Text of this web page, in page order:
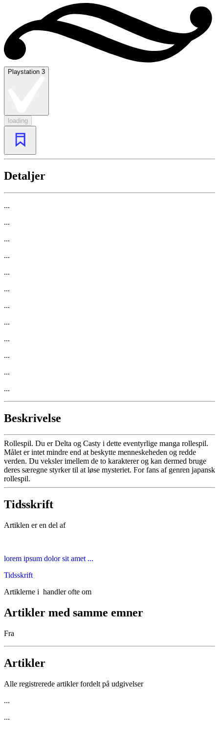
Playstation 3
loading
Detaljer
...
...
...
...
...
...
...
...
...
...
...
...
Beskrivelse
Rollespil. Du er Delta og Casty i dette eventyrlige manga rollespil.
Målet er intet mindre end at beskytte menneskeheden og redde
verden. Du veksler imellem de to karakterer og kan dermed bruge
deres særegne styrker til at løse mysteriet. For fans af genren japansk
rollespil.
Tidsskrift
Artiklen er en del af
lorem ipsum dolor sit amet ...
Tidsskrift
Artiklerne i handler ofte om
Artikler med samme emner
Fra
Artikler
Alle registrerede artikler fordelt på udgivelser
...
...